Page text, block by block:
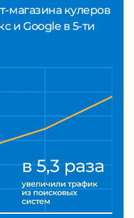
магазина кулеров
и Google в 5-ти